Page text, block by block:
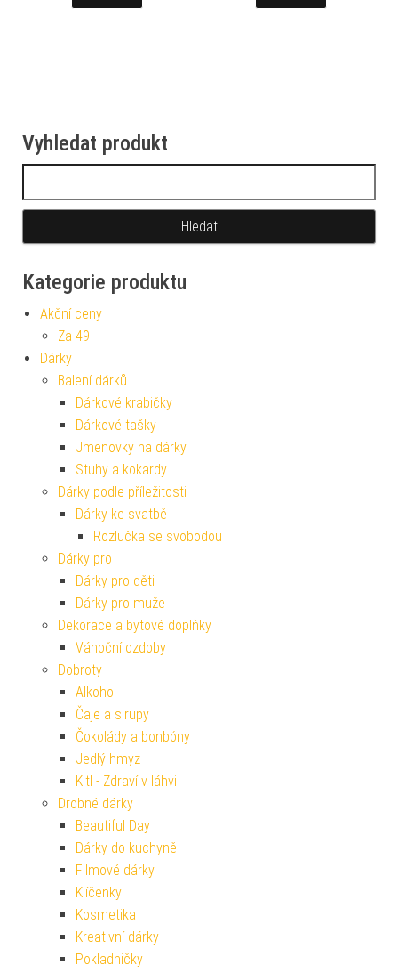
Vyhledat produkt
Kategorie produktu
Akční ceny
Za 49
Dárky
Balení dárků
Dárkové krabičky
Dárkové tašky
Jmenovky na dárky
Stuhy a kokardy
Dárky podle příležitosti
Dárky ke svatbě
Rozlučka se svobodou
Dárky pro
Dárky pro děti
Dárky pro muže
Dekorace a bytové doplňky
Vánoční ozdoby
Dobroty
Alkohol
Čaje a sirupy
Čokolády a bonbóny
Jedlý hmyz
Kitl - Zdraví v láhvi
Drobné dárky
Beautiful Day
Dárky do kuchyně
Filmové dárky
Klíčenky
Kosmetika
Kreativní dárky
Pokladničky